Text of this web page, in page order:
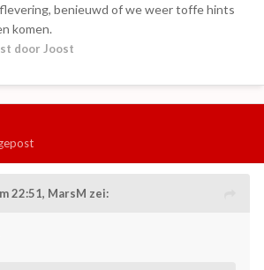
benieuwd of we weer toffe hints
komen.
door Joost
22:51, MarsM zei: